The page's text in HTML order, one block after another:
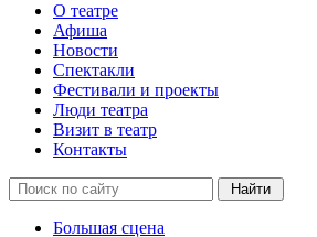
О театре
Афиша
Новости
Спектакли
Фестивали и проекты
Люди театра
Визит в театр
Контакты
Большая сцена